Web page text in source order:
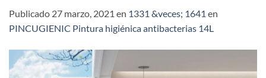
Publicado 27 marzo, 2021 en 1331 &veces; 1641 en
PINCUGIENIC Pintura higiénica antibacterias 14L